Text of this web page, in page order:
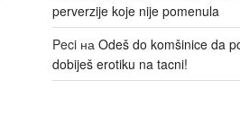
perverzije koje nije pomenula
Peciна Odeš do komšinice da
dobiješ erotiku na tacni!